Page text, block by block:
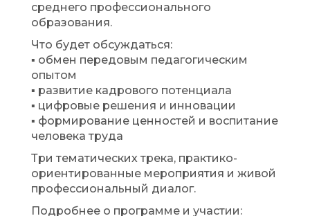
среднего профессионального
образования.
Что будет обсуждаться:
▪️ обмен передовым педагогическим
опытом
▪️ развитие кадрового потенциала
▪️ цифровые решения и инновации
▪️ формирование ценностей и воспитание
человека труда
Три тематических трека, практико-
ориентированные мероприятия и живой
профессиональный диалог.
Подробнее о программе и участии: